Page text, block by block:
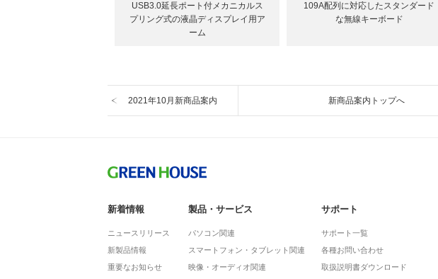
USB3.0延長ポート付メカニカルス
プリング式の液晶ディスプレイ用ア
ーム
109A配列に対応したスタンダード
な無線キーボード
2021年10月新商品案内 新商品案内トップへ
新着情報
ニュースリリース
新製品情報
重要なお知らせ
製品・サービス
パソコン関連
スマートフォン・タブレット関連
映像・オーディオ関連
サポート
サポート一覧
各種お問い合わせ
取扱説明書ダウンロード